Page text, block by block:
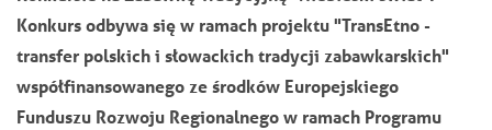
Konkurs odbywa się w ramach projektu "TransEtno -
transfer polskich i słowackich tradycji zabawkarskich"
współfinansowanego ze środków Europejskiego
Funduszu Rozwoju Regionalnego w ramach Programu